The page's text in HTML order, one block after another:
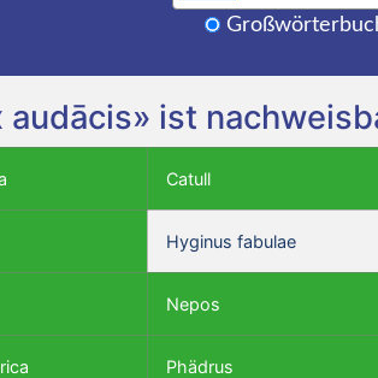
audācis» ist
Catull
Hyginus fabulae
Nepos
Phädrus